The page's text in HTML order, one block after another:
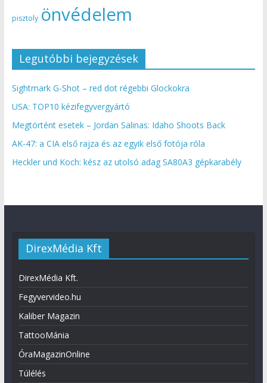
pisztoly önvédelem
Legutóbbi bejegyzések
Sightmark G-Shot – red dot régebbi Glockokra
USA: TOP10 kézifegyvergyártó
Megtörtént esetek – Jordan Salinas: Idaho Shoots Back
AK-47: a CIA első rajza és az egyik első fotója róla
Heckler und Koch: kész az utolsó adag SA80A3 gépkarabély
DirexMédia Kft
DirexMédia Kft.
Fegyvervideo.hu
Kaliber Magazin
TattooMánia
ÓraMagazinOnline
Túlélés